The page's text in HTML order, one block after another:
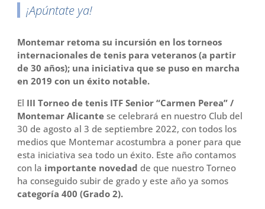
¡Apúntate ya!
Montemar retoma su incursión en los torneos
internacionales de tenis para veteranos (a partir
de 30 años); una iniciativa que se puso en marcha
en 2019 con un éxito notable.
El III Torneo de tenis ITF Senior “Carmen Perea” /
Montemar Alicante se celebrará en nuestro Club del
30 de agosto al 3 de septiembre 2022, con todos los
medios que Montemar acostumbra a poner para que
esta iniciativa sea todo un éxito. Este año contamos
con la importante novedad de que nuestro Torneo
ha conseguido subir de grado y este año ya somos
categoría 400 (Grado 2).